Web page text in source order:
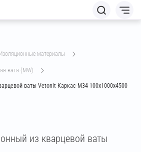
изоляционные материалы
вата (MW)
ваты Vetonit Каркас-М34 100х1000х4500
из кварцевой ваты